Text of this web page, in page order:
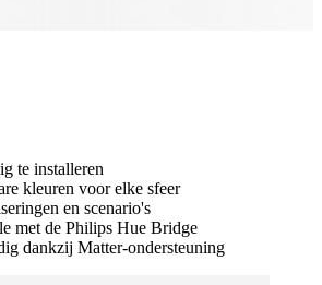
te installeren
kleuren voor elke sfeer
en scenario's
met de Philips Hue Bridge
dankzij Matter-ondersteuning